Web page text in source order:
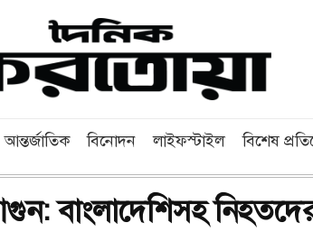
আন্তর্জাতিক বিনোদন লাইফস্টাইল বিশেষ
বাংলাদেশিসহ